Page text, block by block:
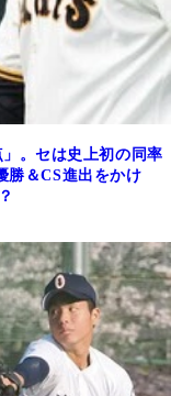
。セは史上初の同率
勝＆CS進出をかけ